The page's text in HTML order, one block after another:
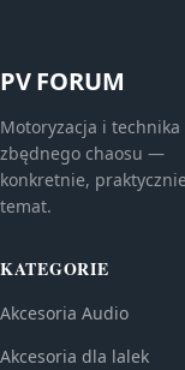
PV FORUM
Motoryzacja i technika
zbędnego chaosu —
konkretnie,
temat.
KATEGORIE
Akcesoria Audio
Akcesoria dla lalek